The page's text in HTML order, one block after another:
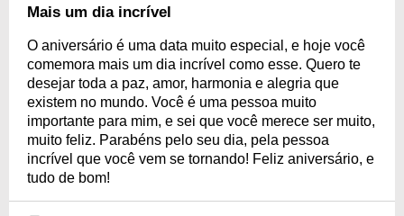
Mais um dia incrível
O aniversário é uma data muito especial, e hoje você
comemora mais um dia incrível como esse. Quero te
desejar toda a paz, amor, harmonia e alegria que
existem no mundo. Você é uma pessoa muito
importante para mim, e sei que você merece ser muito,
muito feliz. Parabéns pelo seu dia, pela pessoa
incrível que você vem se tornando! Feliz aniversário, e
tudo de bom!